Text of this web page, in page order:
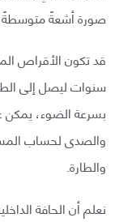
صورة أشعةً متوسطةً
قد تكون الأقراص
سنوات ليصل إلى
بسرعة الضوء، يمكن
والصدى لحساب
والطارة.
نعلم أن الحافة